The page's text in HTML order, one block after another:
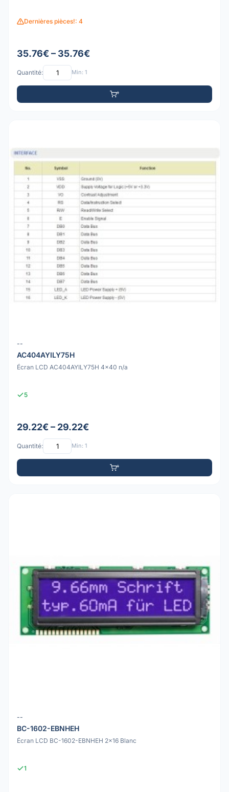
Dernières pièces!: 4
35.76€ – 35.76€
Quantité: Min: 1
--
AC404AYILY75H
Écran LCD AC404AYILY75H 4x40 n/a
5
29.22€ – 29.22€
Quantité: Min: 1
--
BC-1602-EBNHEH
Écran LCD BC-1602-EBNHEH 2x16 Blanc
1